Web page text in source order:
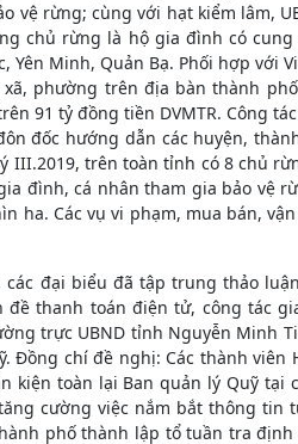
vệ rừng; cùng với hạt kiểm lâm,
chủ rừng là hộ gia đình có
Yên Minh, Quản Bạ. Phối hợp
phường trên địa bàn thành
91 tỷ đồng tiền DVMTR. Công
đốc hướng dẫn các huyện,
III.2019, trên toàn tỉnh có 8 chủ
đình, cá nhân tham gia bảo vệ
ha. Các vụ vi phạm, mua bán,
các đại biểu đã tập trung thảo
đề thanh toán điện tử, công tác
trực UBND tỉnh Nguyễn Minh
Đồng chí đề nghị: Các thành
kiện toàn lại Ban quản lý Quỹ
cường việc nắm bắt thông tin
phố thành lập tổ tuần tra